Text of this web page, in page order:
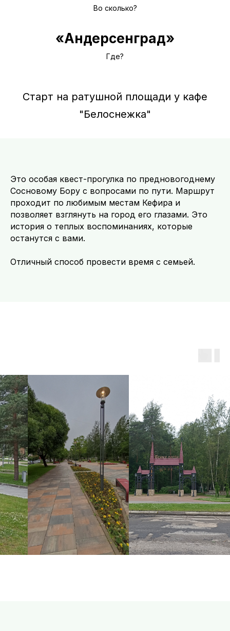
Во сколько?
«Андерсенград»
Где?
Старт на ратушной площади у кафе
"Белоснежка"
Это особая квест-прогулка по предновогоднему
Сосновому Бору с вопросами по пути. Маршрут
проходит по любимым местам Кефира и
позволяет взглянуть на город его глазами. Это
история о теплых воспоминаниях, которые
останутся с вами.
Отличный способ провести время с семьей.